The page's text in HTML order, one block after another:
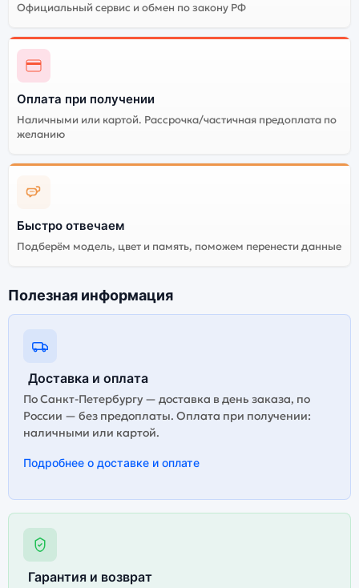
Официальный сервис и обмен по закону РФ
Оплата при получении
Наличными или картой. Рассрочка/частичная предоплата по
желанию
Быстро отвечаем
Подберём модель, цвет и память, поможем перенести данные
Полезная информация
Доставка и оплата
По Санкт-Петербургу — доставка в день заказа, по
России — без предоплаты. Оплата при получении:
наличными или картой.
Подробнее о доставке и оплате
Гарантия и возврат